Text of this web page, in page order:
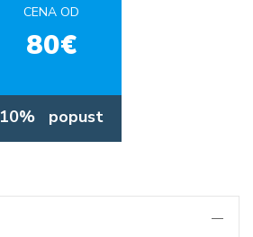
CENA OD
80€
10% popust